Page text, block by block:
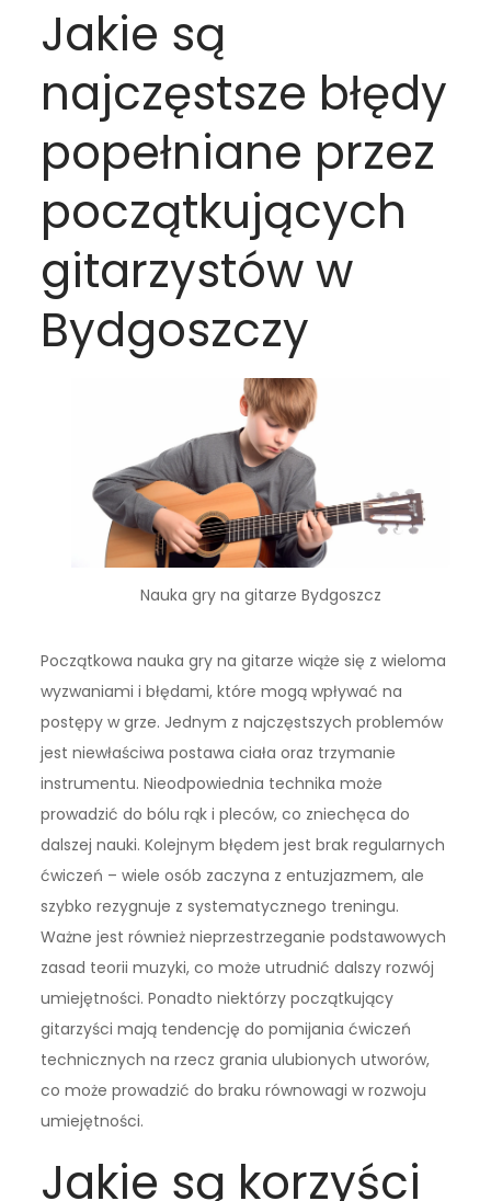
Jakie są
najczęstsze błędy
popełniane przez
początkujących
gitarzystów w
Bydgoszczy
Nauka gry na gitarze Bydgoszcz
Początkowa nauka gry na gitarze wiąże się z wieloma
wyzwaniami i błędami, które mogą wpływać na
postępy w grze. Jednym z najczęstszych problemów
jest niewłaściwa postawa ciała oraz trzymanie
instrumentu. Nieodpowiednia technika może
prowadzić do bólu rąk i pleców, co zniechęca do
dalszej nauki. Kolejnym błędem jest brak regularnych
ćwiczeń – wiele osób zaczyna z entuzjazmem, ale
szybko rezygnuje z systematycznego treningu.
Ważne jest również nieprzestrzeganie podstawowych
zasad teorii muzyki, co może utrudnić dalszy rozwój
umiejętności. Ponadto niektórzy początkujący
gitarzyści mają tendencję do pomijania ćwiczeń
technicznych na rzecz grania ulubionych utworów,
co może prowadzić do braku równowagi w rozwoju
umiejętności.
Jakie są korzyści